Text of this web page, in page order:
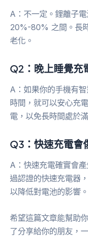
A：不一定。鋰離子
20%-80% 之間。長
老化。
Q2：晚上睡覺充
A：如果你的手機有
時間，就可以安心充
電，以免長時間處於
Q3：快速充電會
A：快速充電確實會
過認證的快速充電器
以降低對電池的影響。
希望這篇文章能幫助
了分享給你的朋友，